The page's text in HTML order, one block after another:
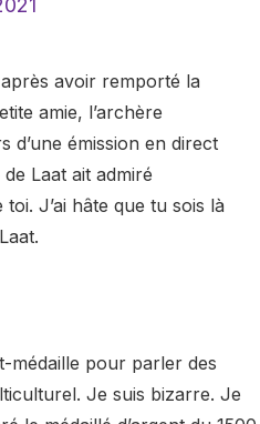
avoir remporté la
amie, l’archère
d’une émission en direct
Laat ait admiré
J’ai hâte que tu sois là
médaille pour parler des
Je suis bizarre. Je